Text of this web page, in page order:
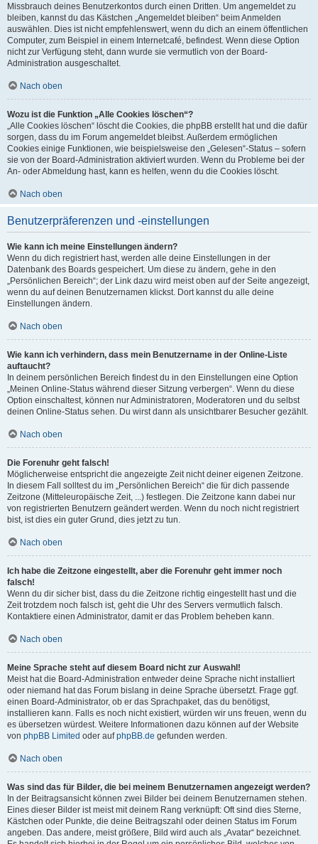
Missbrauch deines Benutzerkontos durch einen Dritten. Um angemeldet zu
bleiben, kannst du das Kästchen „Angemeldet bleiben“ beim Anmelden
auswählen. Dies ist nicht empfehlenswert, wenn du dich an einem öffentlichen
Computer, zum Beispiel in einem Internetcafé, befindest. Wenn diese Option
nicht zur Verfügung steht, dann wurde sie vermutlich von der Board-
Administration ausgeschaltet.
Nach oben
Wozu ist die Funktion „Alle Cookies löschen“?
„Alle Cookies löschen“ löscht die Cookies, die phpBB erstellt hat und die dafür
sorgen, dass du im Forum angemeldet bleibst. Außerdem ermöglichen
Cookies einige Funktionen, wie beispielsweise den „Gelesen“-Status – sofern
sie von der Board-Administration aktiviert wurden. Wenn du Probleme bei der
An- oder Abmeldung hast, kann es helfen, wenn du die Cookies löscht.
Nach oben
Benutzerpräferenzen und -einstellungen
Wie kann ich meine Einstellungen ändern?
Wenn du dich registriert hast, werden alle deine Einstellungen in der
Datenbank des Boards gespeichert. Um diese zu ändern, gehe in den
„Persönlichen Bereich“; der Link dazu wird meist oben auf der Seite angezeigt,
wenn du auf deinen Benutzernamen klickst. Dort kannst du alle deine
Einstellungen ändern.
Nach oben
Wie kann ich verhindern, dass mein Benutzername in der Online-Liste
auftaucht?
In deinem persönlichen Bereich findest du in den Einstellungen eine Option
„Meinen Online-Status während dieser Sitzung verbergen“. Wenn du diese
Option einschaltest, können nur Administratoren, Moderatoren und du selbst
deinen Online-Status sehen. Du wirst dann als unsichtbarer Besucher gezählt.
Nach oben
Die Forenuhr geht falsch!
Möglicherweise entspricht die angezeigte Zeit nicht deiner eigenen Zeitzone.
In diesem Fall solltest du im „Persönlichen Bereich“ die für dich passende
Zeitzone (Mitteleuropäische Zeit, ...) festlegen. Die Zeitzone kann dabei nur
von registrierten Benutzern geändert werden. Wenn du noch nicht registriert
bist, ist dies ein guter Grund, dies jetzt zu tun.
Nach oben
Ich habe die Zeitzone eingestellt, aber die Forenuhr geht immer noch
falsch!
Wenn du dir sicher bist, dass du die Zeitzone richtig eingestellt hast und die
Zeit trotzdem noch falsch ist, geht die Uhr des Servers vermutlich falsch.
Kontaktiere einen Administrator, damit er das Problem beheben kann.
Nach oben
Meine Sprache steht auf diesem Board nicht zur Auswahl!
Meist hat die Board-Administration entweder deine Sprache nicht installiert
oder niemand hat das Forum bislang in deine Sprache übersetzt. Frage ggf.
einen Board-Administrator, ob er das Sprachpaket, das du benötigst,
installieren kann. Falls es noch nicht existiert, würden wir uns freuen, wenn du
es übersetzen würdest. Weitere Informationen dazu können auf der Website
von phpBB Limited oder aufphpBB.de gefunden werden.
Nach oben
Was sind das für Bilder, die bei meinem Benutzernamen angezeigt werden?
In der Beitragsansicht können zwei Bilder bei deinem Benutzernamen stehen.
Eines dieser Bilder ist meist mit deinem Rang verknüpft: Oft sind dies Sterne,
Kästchen oder Punkte, die deine Beitragszahl oder deinen Status im Forum
angeben. Das andere, meist größere, Bild wird auch als „Avatar“ bezeichnet.